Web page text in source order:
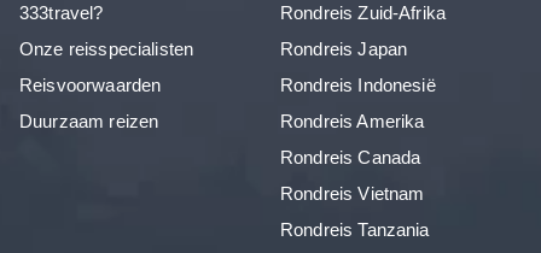
333travel?
Onze reisspecialisten
Reisvoorwaarden
Duurzaam reizen
Rondreis Zuid-Afrika
Rondreis Japan
Rondreis Indonesië
Rondreis Amerika
Rondreis Canada
Rondreis Vietnam
Rondreis Tanzania